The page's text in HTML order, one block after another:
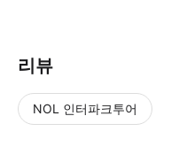
리뷰
NOL 인터파크투어